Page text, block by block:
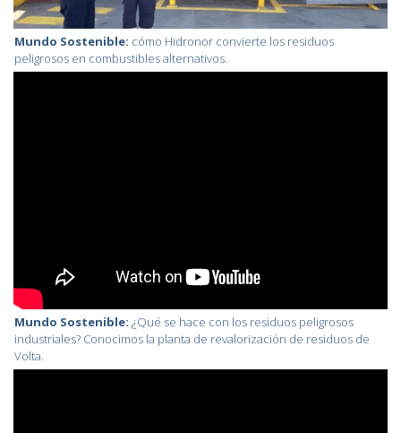
Mundo Sostenible: cómo Hidronor convierte los residuos
peligrosos en combustibles alternativos.
Mundo Sostenible: ¿Qué se hace con los residuos peligrosos
industriales? Conocimos la planta de revalorización de residuos de
Volta.